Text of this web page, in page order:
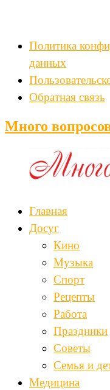
Политика
данных
Обратная связь
Много
Главная
Досуг
Кино
Музыка
Спорт
Рецепты
Работа
Праздники
Советы
Семья и
Медицина